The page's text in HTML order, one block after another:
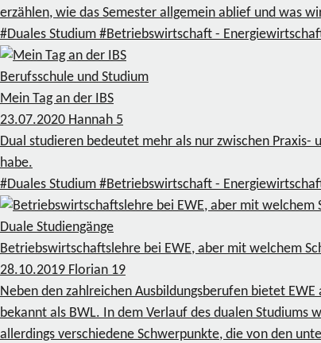
erzählen, wie das Semester allgemein ablief und was
#Duales Studium #Betriebswirtschaft -
Berufsschule und Studium
Mein Tag an der IBS
23.07.2020 Hannah 5
Dual studieren bedeutet mehr als nur zwischen Praxis-
habe.
#Duales Studium #Betriebswirtschaft -
Duale Studiengänge
Betriebswirtschaftslehre bei EWE, aber mit welchem
28.10.2019 Florian 19
Neben den zahlreichen Ausbildungsberufen bietet
bekannt als BWL. In dem Verlauf des dualen Studiums
allerdings verschiedene Schwerpunkte, die von den